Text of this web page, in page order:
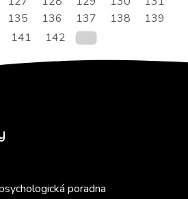
135 136 137 138
139
141 142
poradna